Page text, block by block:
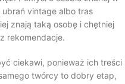
vintage albo tras
znają taką osobę i chętniej
rekomendacje.
ciekawi, ponieważ ich treści
twórcy to dobry etap,